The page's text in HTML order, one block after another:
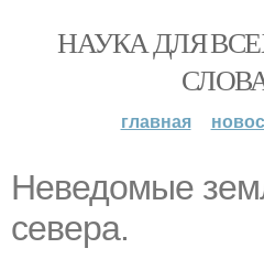
НАУКА ДЛЯ
главная
Неведомые
севера.